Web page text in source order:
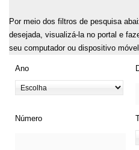
Por meio dos filtros de pesquisa
desejada, visualizá-la no portal e
seu computador ou dispositivo móvel.
Ano
Número